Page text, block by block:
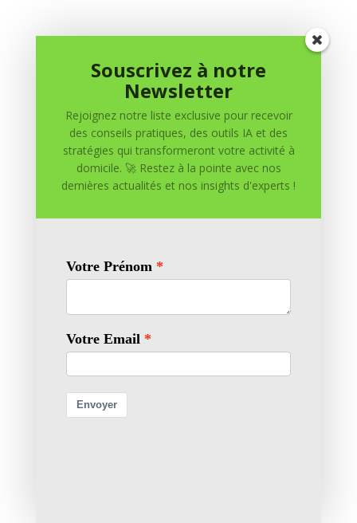
0 commentaires
Soumettre un commentaire
Votre adresse e-mail ne sera pas publiée. Les champs
obligatoires sont indiqués avec*
Souscrivez à notre
Newsletter
Rejoignez notre liste exclusive pour recevoir
des conseils pratiques, des outils IA et des
stratégies qui transformeront votre activité à
domicile. 🚀 Restez à la pointe avec nos
dernières actualités et nos insights d'experts !